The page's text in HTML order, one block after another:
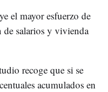
el mayor esfuerzo de
salarios y vivienda
recoge que si se
acumulados en